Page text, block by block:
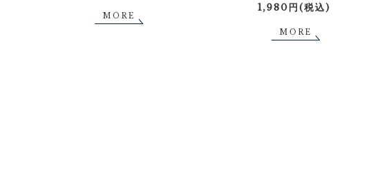
MORE
1,980円(税込)
MORE